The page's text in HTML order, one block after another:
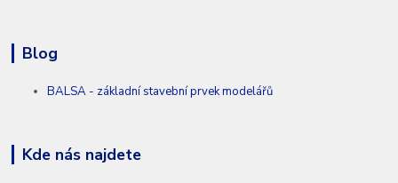
Blog
BALSA - základní stavební prvek modelářů
Kde nás najdete